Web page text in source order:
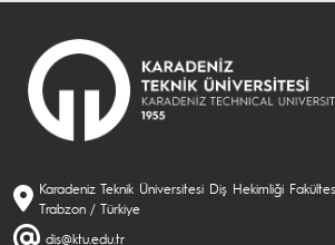
Karadeniz Teknik Üniversitesi Diş Hekimliği
Trabzon / Türkiye
dis@ktu.edu.tr